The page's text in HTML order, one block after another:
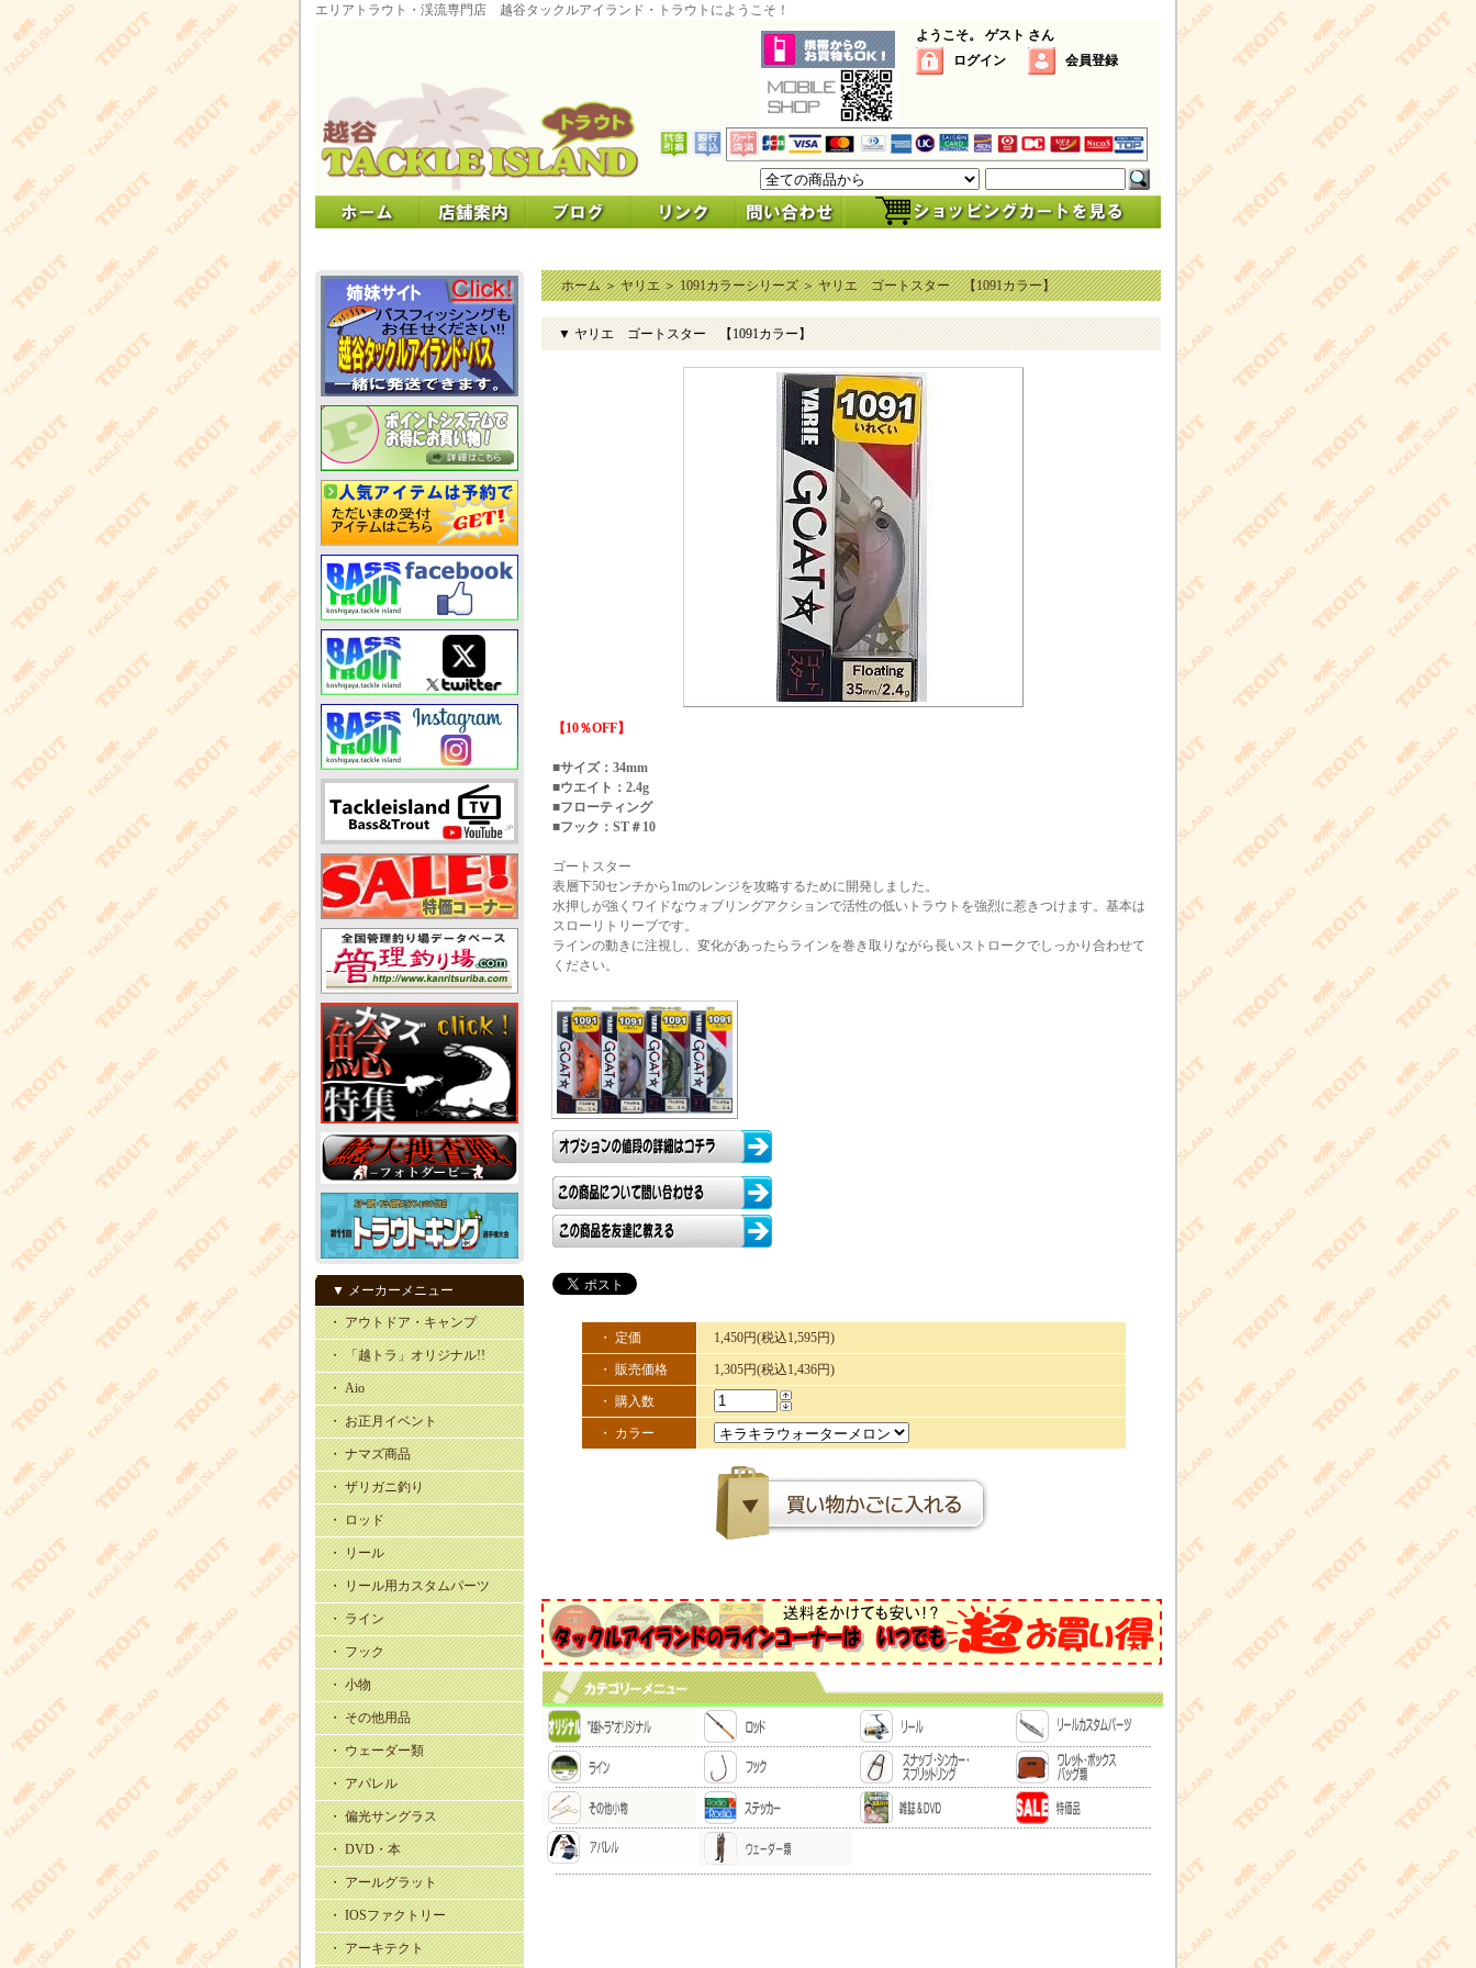
エリアトラウト・渓流専門店 越谷タックルアイランド・トラウトにようこそ！
ようこそ。 ゲスト さん
ログイン
会員登録
▼ メーカーメニュー
・ アウトドア・キャンプ
・ 「越トラ」オリジナル!!
・ Aio
・ お正月イベント
・ ナマズ商品
・ ザリガニ釣り
・ ロッド
・ リール
・ リール用カスタムパーツ
・ ライン
・ フック
・ 小物
・ その他用品
・ ウェーダー類
・ アパレル
・ 偏光サングラス
・ DVD・本
・ アールグラット
・ IOSファクトリー
・ アーキテクト
ホーム＞ヤリエ＞1091カラーシリーズ＞ヤリエ ゴートスター 【1091カラー】
▼ ヤリエ ゴートスター 【1091カラー】
【10％OFF】
■サイズ：34mm
■ウエイト：2.4g
■フローティング
■フック：ST＃10
ゴートスター
表層下50センチから1mのレンジを攻略するために開発しました。
水押しが強くワイドなウォブリングアクションで活性の低いトラウトを強烈に惹きつけます。基本は
スローリトリーブです。
ラインの動きに注視し、変化があったらラインを巻き取りながら長いストロークでしっかり合わせて
ください。
・ 定価 1,450円(税込1,595円)
・ 販売価格 1,305円(税込1,436円)
・ 購入数
・ カラー